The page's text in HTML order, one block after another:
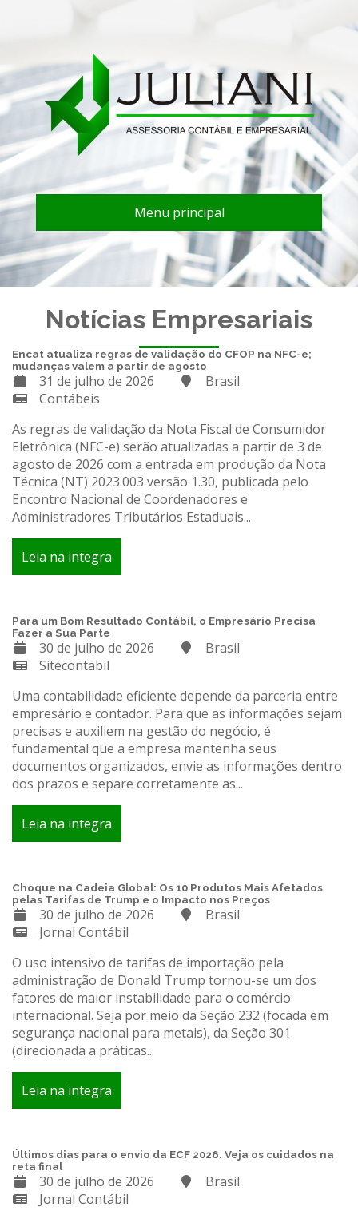
Menu principal
Notícias Empresariais
Encat atualiza regras de validação do CFOP na NFC-e;
mudanças valem a partir de agosto
31 de julho de 2026
Brasil
Contábeis
As regras de validação da Nota Fiscal de Consumidor
Eletrônica (NFC-e) serão atualizadas a partir de 3 de
agosto de 2026 com a entrada em produção da Nota
Técnica (NT) 2023.003 versão 1.30, publicada pelo
Encontro Nacional de Coordenadores e
Administradores Tributários Estaduais...
Leia na integra
Para um Bom Resultado Contábil, o Empresário Precisa
Fazer a Sua Parte
30 de julho de 2026
Brasil
Sitecontabil
Uma contabilidade eficiente depende da parceria entre
empresário e contador. Para que as informações sejam
precisas e auxiliem na gestão do negócio, é
fundamental que a empresa mantenha seus
documentos organizados, envie as informações dentro
dos prazos e separe corretamente as...
Leia na integra
Choque na Cadeia Global: Os 10 Produtos Mais Afetados
pelas Tarifas de Trump e o Impacto nos Preços
30 de julho de 2026
Brasil
Jornal Contábil
O uso intensivo de tarifas de importação pela
administração de Donald Trump tornou-se um dos
fatores de maior instabilidade para o comércio
internacional. Seja por meio da Seção 232 (focada em
segurança nacional para metais), da Seção 301
(direcionada a práticas...
Leia na integra
Últimos dias para o envio da ECF 2026. Veja os cuidados na
reta final
30 de julho de 2026
Brasil
Jornal Contábil